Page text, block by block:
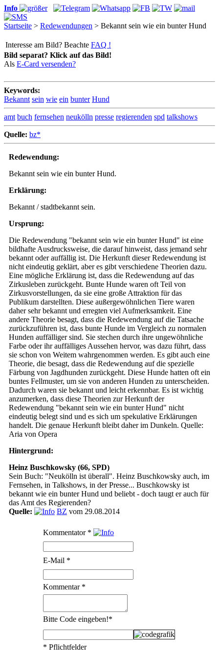
Info
Startseite > Redewendungen > Bekannt sein wie ein bunter Hund
Interesse am Bild? Beachte FAQ !
Bild separat? Klick auf das Bild!
Als E-Card versenden?
Keywords:
Bekannt sein wie ein bunter Hund
amt buch fernsehen neukölln presse regierenden spd talkshows
Quelle: bz*
Redewendung:
Bekannt sein wie ein bunter Hund.
Erklärung:
Bekannt / stadtbekannt sein.
Ursprung:
Die Redewendung "bekannt sein wie ein bunter Hund" ist eine
bildhafte Ausdrucksweise, die darauf hinweist, dass jemand sehr
bekannt oder auffällig ist. Die Herkunft dieser Redewendung ist
nicht eindeutig geklärt, aber es gibt verschiedene Theorien dazu.
Eine mögliche Erklärung ist, dass die Redewendung auf das
Zirkusleben zurückgeht. Bunte Hunde waren oft Teil von
Zirkusvorstellungen, da sie eine große Attraktion für das
Publikum darstellten. Diese außergewöhnlichen Tiere waren
daher sehr bekannt und erregten viel Aufmerksamkeit. Eine
andere Theorie besagt, dass die Redewendung auf die Tatsache
zurückzuführen ist, dass bunte Hunde im Vergleich zu normalen
Hunden auffälliger sind. Sie stechen durch ihre ungewöhnliche
Farbe oder ihr auffälliges Aussehen hervor, was dazu führt, dass
sie schon von Weitem wahrgenommen werden. Es gibt auch eine
Theorie, die besagt, dass die Redewendung auf die spezielle
Färbung von Jagdhunden zurückgeht. Diese Hunde hatten oft ein
buntes Fellmuster, um sie von anderen Hunden zu unterscheiden.
Dadurch waren sie bekannt und leicht erkennbar. Es ist wichtig
anzumerken, dass diese Theorien zur Herkunft der
Redewendung "bekannt sein wie ein bunter Hund" nicht
eindeutig belegt sind und es sich um spekulative Erklärungen
handelt. Die genaue Herkunft bleibt daher im Dunkeln. Quelle:
Aria von Opera
Hintergrund:
Heinz Buschkowsky (66, SPD)
Sein Buch: "Neukölln ist überall". Heinz Buschkowsky auch, im
Fernsehen, in Talkshows, in der Presse... Buschkowsky ist
bekannt wie ein bunter Hund und beliebt - doch taugt er auch für
das Amt des Regierenden?
Quelle:
BZ vom 29.08.2014
Kommentator *
E-Mail *
Kommentar *
Bitte Code eingeben!*
* Pflichtfelder